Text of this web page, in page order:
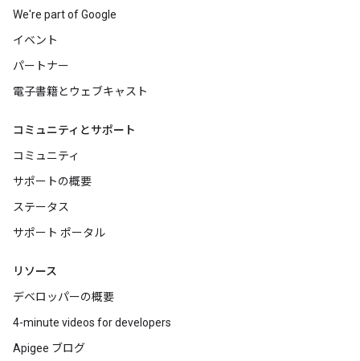
We're part of Google
イベント
パートナー
電子書籍とウェブキャスト
コミュニティとサポート
コミュニティ
サポートの概要
ステータス
サポート ポータル
リソース
デベロッパーの概要
4-minute videos for developers
Apigee ブログ